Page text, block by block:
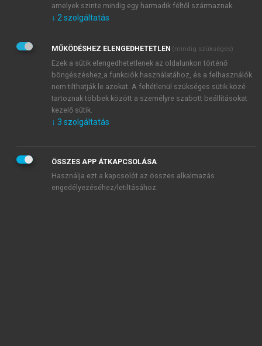
Kérek értesítést a MeRSZ újdonságairól, akcióiról.
Kérek értesítést az Akadémiai Kiadó Zrt. újdonságairól,
Adatkezelési tájékoztatóbanfoglaltakat tudomásul
veszem és elfogadom.
Általános vásárlási feltételeket, valamint a szotar.netés a
mersz.huoldalak licencszerződéseiben foglaltakat
tudomásul veszem és elfogadom.
KIPRÓBÁLOM
amelyek szinte mindig egy harmadik féltől származnak.
↓ 2 szolgáltatás
MŰKÖDÉSHEZ ELENGEDHETETLEN (mindig szükséges)
Ezek a sütik elengedhetetlenek az oldalunkon történő
böngészéshez,a funkciók használatához, és a felhasználók
nem tilthatják le azokat. A feltétlenül szükséges sütik közé
tartoznak többek között a személyre szabott beállításokat
kezelő sütik.
↓ 3 szolgáltatás
ÖSSZES APP ÁTKAPCSOLÁSA
Használja ezt a kapcsolót az összes alkalmazás
engedélyezéséhez/letiltásához.